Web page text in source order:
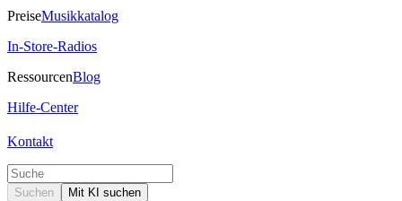
PreiseMusikkatalog
In-Store-Radios
RessourcenBlog
Hilfe-Center
Kontakt
Suchen Mit KI suchen